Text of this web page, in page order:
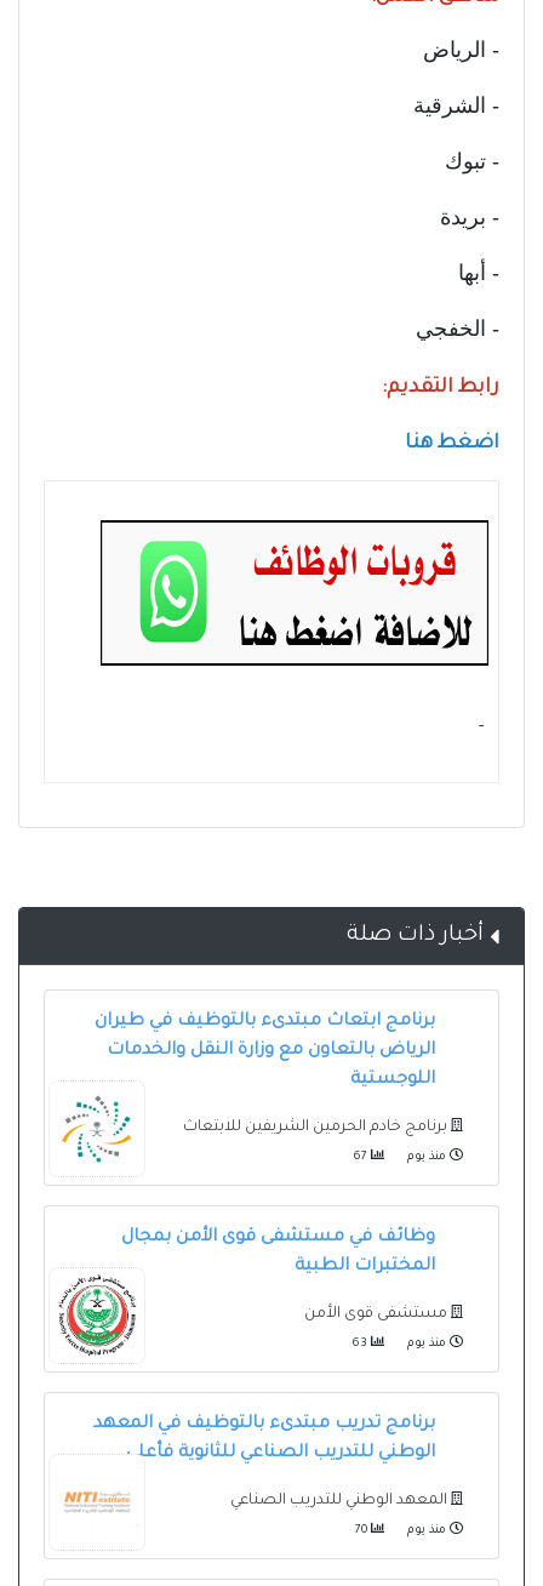
- الرياض
- الشرقية
- تبوك
- بريدة
- أبها
- الخفجي
رابط التقديم:
اضغط هنا
- ‏
أخبار ذات صلة
برنامج ابتعاث مبتدىء بالتوظيف في طيران
الرياض بالتعاون مع وزارة النقل والخدمات
اللوجستية
برنامج خادم الحرمين الشريفين للابتعاث
منذ يوم
وظائف في مستشفى قوى الأمن بمجال
المختبرات الطبية
مستشفى قوى الأمن
منذ يوم
برنامج تدريب مبتدىء بالتوظيف في المعهد
الوطني للتدريب الصناعي للثانوية فأعلى
المعهد الوطني للتدريب الصناعي
منذ يوم